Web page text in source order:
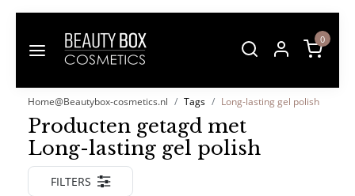
0
Home@Beautybox-cosmetics.nl Tags Long-lasting gel polish
Producten getagd met
Long-lasting gel polish
FILTERS